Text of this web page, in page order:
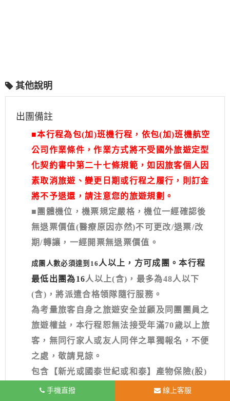
其他說明
出團備註
■本行程為包(加)班機行程，依包(加)班機航空
公司作業條件，作業方式將不受國外旅遊定型
化契約書中第二十七條規範，如因旅客個人因
素取消旅遊、變更日期或行程之履行，則訂金
將不予退還，請注意您的旅遊規劃。
■團體機位，機票規定嚴格，機位一經確認後
無退票價值(醫療原因亦然)不可更改/退票/改
期/轉讓，一經開票無退票價值。
成團人數必須達到16人以上，方可成團。本行程
最低出團為16人以上(含)，最多為48人以下
(含)，將派遣合格領隊隨行服務。
為考量旅客自身之旅遊安全並顧及同團團員之
旅遊權益，本行程恕無法接受年滿70歲以上旅
客，無同行家人或友人同伴之單獨報名，不便
之處，敬請見諒。
包含【新光或國泰世紀或和泰】產物保險(股)
公司300萬旅遊責任險及20萬部份意外醫療
手機直撥 線上客服